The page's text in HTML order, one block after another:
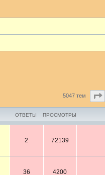
5047 тем
ОТВЕТЫ ПРОСМОТРЫ
2 72139
36 4200